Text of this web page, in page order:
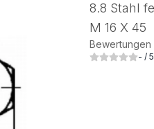
8.8 Stahl
M 16 X 45
Bewertungen
- / 5